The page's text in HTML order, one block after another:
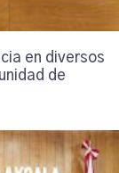
en diversos
de